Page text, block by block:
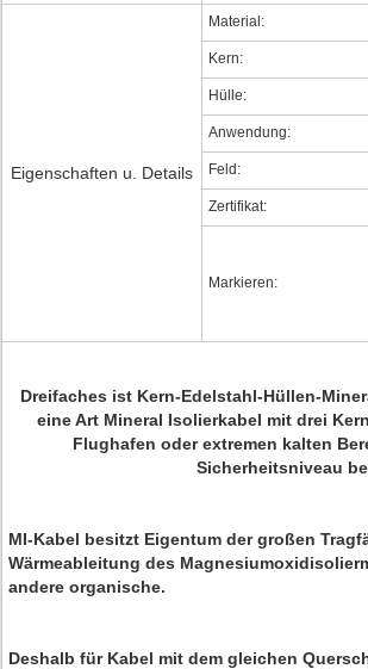
Eigenschaften u. Details
Material:
Kern:
Hülle:
Anwendung:
Feld:
Zertifikat:
Markieren:
Dreifaches ist Kern-Edelstahl-Hüllen-
eine Art Mineral Isolierkabel mit drei
Flughafen oder extremen kalten
Sicherheitsniveau
MI-Kabel besitzt Eigentum der großen
Wärmeableitung des
andere organische.
Deshalb für Kabel mit dem gleichen